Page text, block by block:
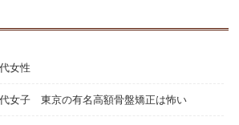
女性
女子 東京の有名高額骨盤矯正は怖い